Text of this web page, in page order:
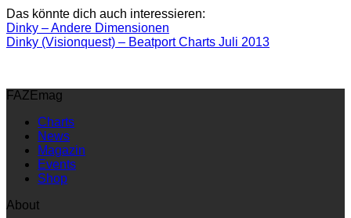
Das könnte dich auch interessieren:
Dinky – Andere Dimensionen
Dinky (Visionquest) – Beatport Charts Juli 2013
FAZEmag
Charts
News
Magazin
Events
Shop
About